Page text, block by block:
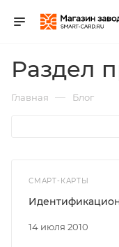
Раздел
Главная — Блог
СМАРТ-КАРТЫ
14 июля 2010